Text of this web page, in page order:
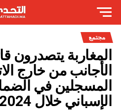
مجتمع
المغاربة يتصدرون
الأجانب من خارج
المسجلين في
الإسباني خلال 2024